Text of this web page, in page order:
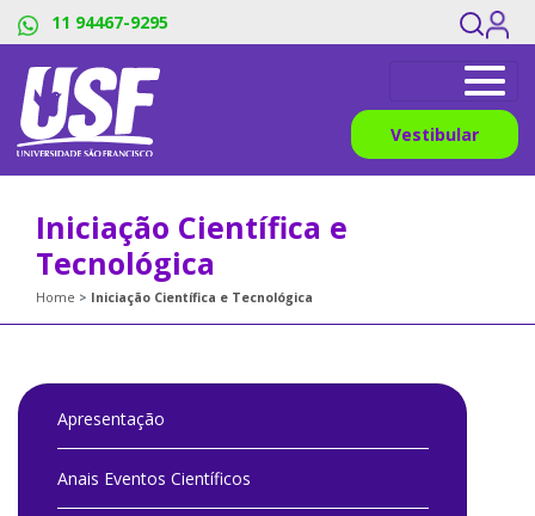
11 94467-9295
Vestibular
Iniciação Científica e
Tecnológica
Home Iniciação Científica e Tecnológica
Apresentação
Anais Eventos Científicos